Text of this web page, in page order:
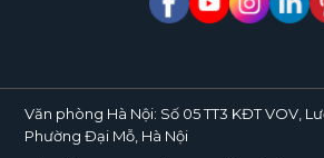
Văn phòng Hà Nội: Số 05 TT3 KĐT VOV,
Phường Đại Mỗ, Hà Nội